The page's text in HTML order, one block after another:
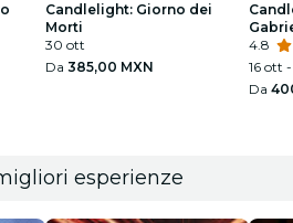
Candlelight: Giorno dei
Morti
30 ott
Da 385,00 MXN
4.8
16 ott
Da
esperienze